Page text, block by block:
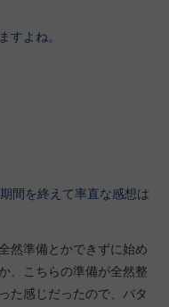
すよね。
間を終えて率直な感想は
然準備とかできずに始め
、こちらの準備が全然整
た感じだったので、バタ